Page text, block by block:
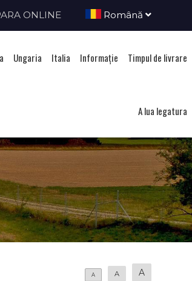
ONLINE Română
Ungaria Italia Informație Timpul de livrare
A lua legatura
A A A